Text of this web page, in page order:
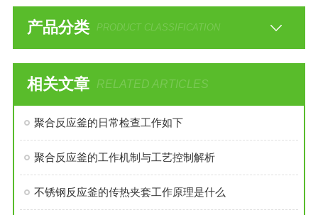
产品分类 PRODUCT CLASSIFICATION
相关文章 RELATED ARTICLES
聚合反应釜的日常检查工作如下
聚合反应釜的工作机制与工艺控制解析
不锈钢反应釜的传热夹套工作原理是什么